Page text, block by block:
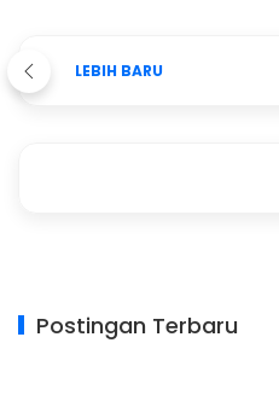
LEBIH BARU
Postingan Terbaru